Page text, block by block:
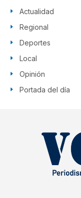
Actualidad
Regional
Deportes
Local
Opinión
Portada del día